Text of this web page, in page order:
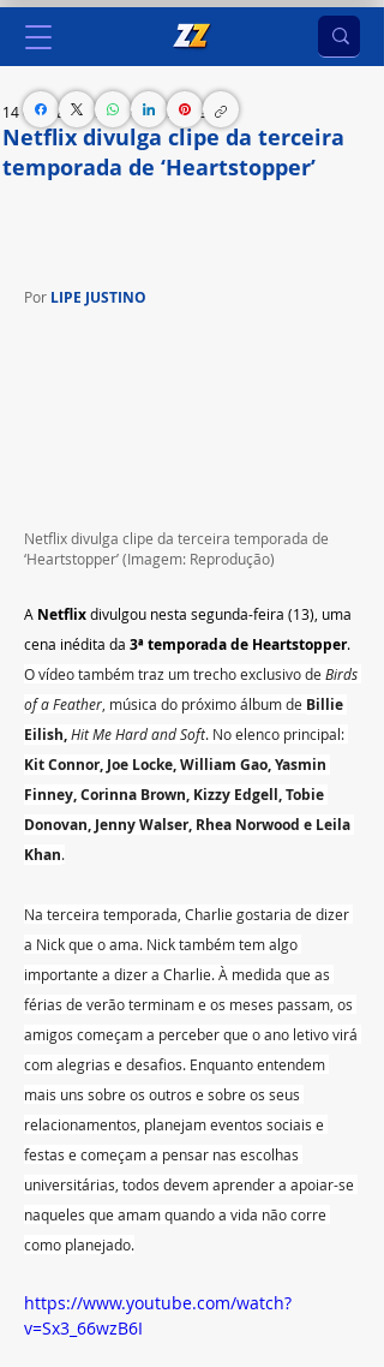
Netflix divulga clipe da terceira
temporada de ‘Heartstopper’
14 de mai. de 2024 1 min de leitura
Por LIPE JUSTINO
Netflix divulga clipe da terceira temporada de
‘Heartstopper’ (Imagem: Reprodução)
A Netflix divulgou nesta segunda-feira (13), uma
cena inédita da 3ª temporada de Heartstopper.
O vídeo também traz um trecho exclusivo de Birds
of a Feather , música do próximo álbum de Billie
Eilish,Hit Me Hard and Soft. No elenco principal:
Kit Connor, Joe Locke, William Gao, Yasmin
Finney, Corinna Brown, Kizzy Edgell, Tobie
Donovan, Jenny Walser, Rhea Norwood e Leila
Khan.
Na terceira temporada, Charlie gostaria de dizer
a Nick que o ama. Nick também tem algo
importante a dizer a Charlie. À medida que as
férias de verão terminam e os meses passam, os
amigos começam a perceber que o ano letivo virá
com alegrias e desafios. Enquanto entendem
mais uns sobre os outros e sobre os seus
relacionamentos, planejam eventos sociais e
festas e começam a pensar nas escolhas
universitárias, todos devem aprender a apoiar-se
naqueles que amam quando a vida não corre
como planejado.
https://www.youtube.com/watch?
v=Sx3_66wzB6I